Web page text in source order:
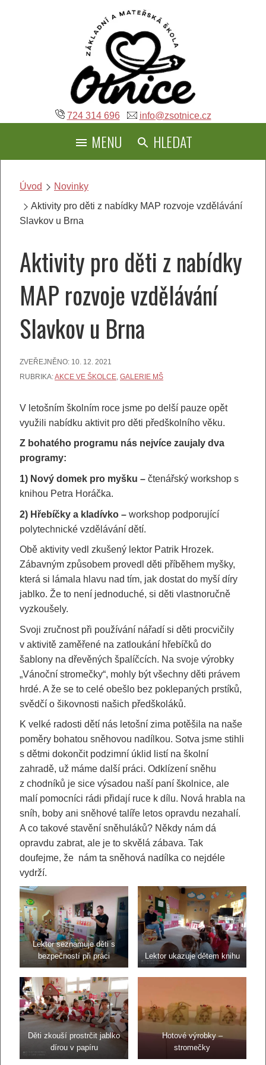
724 314 696 info@zsotnice.cz
MENU HLEDAT
Úvod
Novinky
Aktivity pro děti z nabídky MAP rozvoje vzdělávání
Slavkov u Brna
Aktivity pro děti z nabídky
MAP rozvoje vzdělávání
Slavkov u Brna
ZVEŘEJNĚNO: 10. 12. 2021
RUBRIKA:AKCE VE ŠKOLCE, GALERIE MŠ
V letošním školním roce jsme po delší pauze opět
využili nabídku aktivit pro děti předškolního věku.
Z bohatého programu nás nejvíce zaujaly dva
programy:
1) Nový domek pro myšku – čtenářský workshop s
knihou Petra Horáčka.
2) Hřebíčky a kladívko – workshop podporující
polytechnické vzdělávání dětí.
Obě aktivity vedl zkušený lektor Patrik Hrozek.
Zábavným způsobem provedl děti příběhem myšky,
která si lámala hlavu nad tím, jak dostat do myší díry
jablko. Že to není jednoduché, si děti vlastnoručně
vyzkoušely.
Svoji zručnost při používání nářadí si děti procvičily
v aktivitě zaměřené na zatloukání hřebíčků do
šablony na dřevěných špalíčcích. Na svoje výrobky
„Vánoční stromečky“, mohly být všechny děti právem
hrdé. A že se to celé obešlo bez poklepaných prstíků,
svědčí o šikovnosti našich předškoláků.
K velké radosti dětí nás letošní zima potěšila na naše
poměry bohatou sněhovou nadílkou. Sotva jsme stihli
s dětmi dokončit podzimní úklid listí na školní
zahradě, už máme další práci. Odklízení sněhu
z chodníků je sice výsadou naší paní školnice, ale
malí pomocníci rádi přidají ruce k dílu. Nová hrabla na
sníh, boby ani sněhové talíře letos opravdu nezahalí.
A co takové stavění sněhuláků? Někdy nám dá
opravdu zabrat, ale je to skvělá zábava. Tak
doufejme, že nám ta sněhová nadílka co nejdéle
vydrží.
Lektor seznamuje děti s
bezpečností při práci
Lektor ukazuje dětem knihu
Děti zkouší prostrčit jablko
dírou v papíru
Hotové výrobky –
stromečky